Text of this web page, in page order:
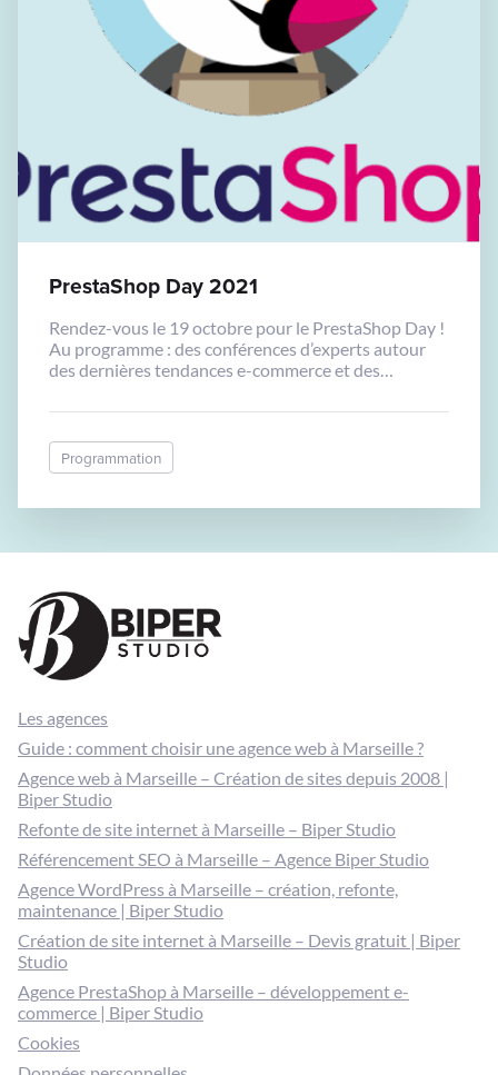
PrestaShop Day 2021
Rendez-vous le 19 octobre pour le PrestaShop Day !
Au programme : des conférences d’experts autour
des dernières tendances e-commerce et des
Programmation
Les agences
Guide : comment choisir une agence web à Marseille ?
Agence web à Marseille – Création de sites depuis 2008 |
Biper Studio
Refonte de site internet à Marseille – Biper Studio
Référencement SEO à Marseille – Agence Biper Studio
Agence WordPress à Marseille – création, refonte,
maintenance | Biper Studio
Création de site internet à Marseille – Devis gratuit | Biper
Studio
Agence PrestaShop à Marseille – développement e-
commerce | Biper Studio
Cookies